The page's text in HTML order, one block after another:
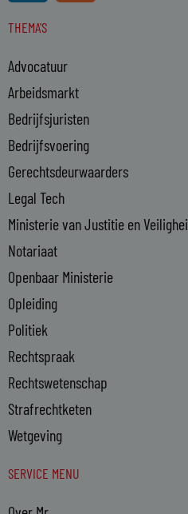
n
k
d
i
n
-
i
n
s
THEMA'S
Advocatuur
Arbeidsmarkt
Bedrijfsjuristen
Bedrijfsvoering
Gerechtsdeurwaarders
Legal Tech
Ministerie van Justitie en
Notariaat
Openbaar Ministerie
Opleiding
Politiek
Rechtspraak
Rechtswetenschap
Strafrechtketen
Wetgeving
SERVICE MENU